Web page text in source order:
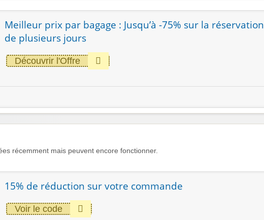
Meilleur prix par bagage : Jusqu’à -75% sur la réservation
de plusieurs jours
Découvrir l'Offre
récemment mais peuvent encore fonctionner.
15% de réduction sur votre commande
Voir le code